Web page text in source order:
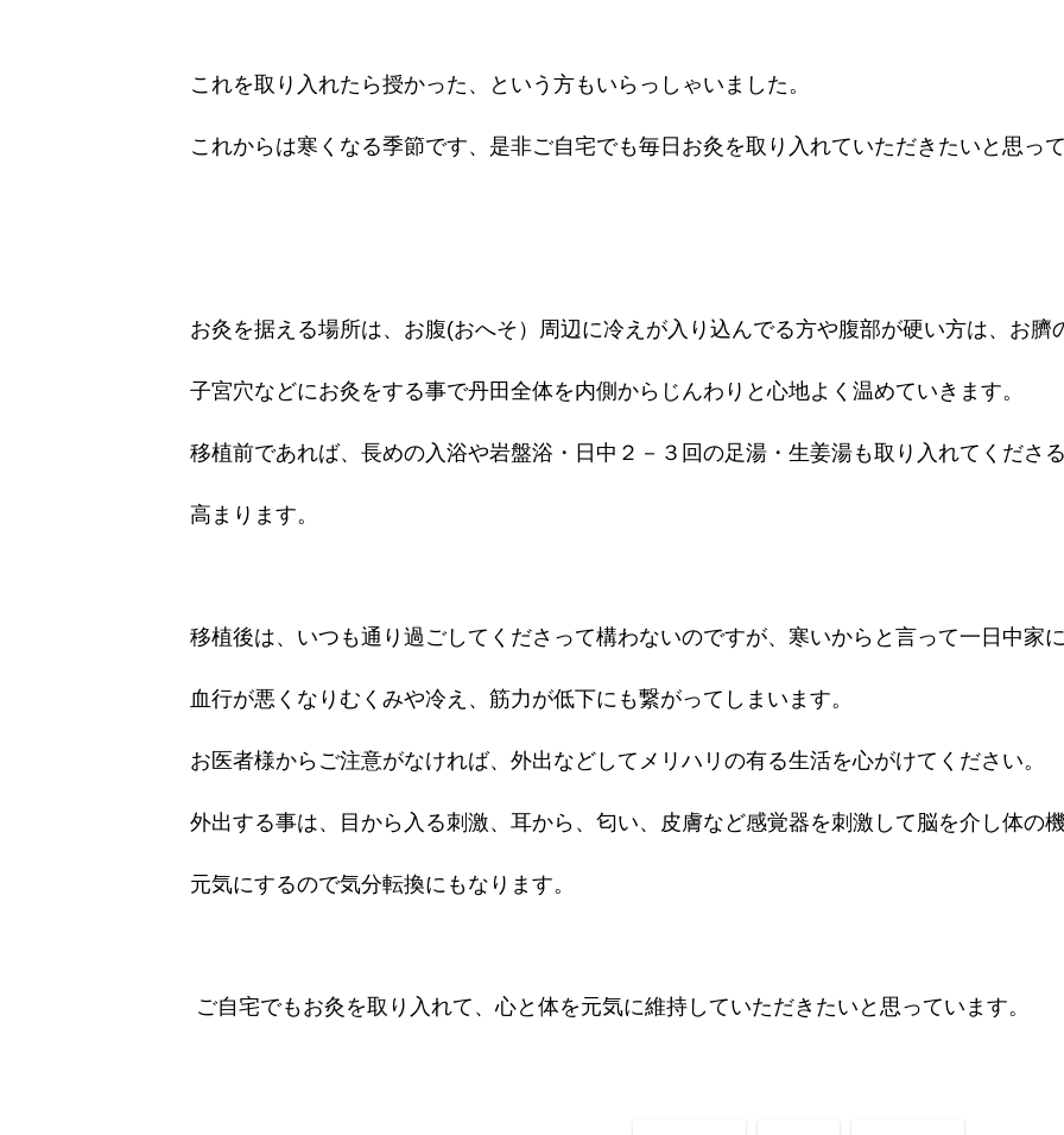
これを取り入れたら授かった、という方もいらっしゃいました。
これからは寒くなる季節です、是非ご自宅でも毎日お灸を取り入れていただきたいと思って
お灸を据える場所は、お腹(おへそ）周辺に冷えが入り込んでる方や腹部が硬い方は、お臍
子宮穴などにお灸をする事で丹田全体を内側からじんわりと心地よく温めていきます。
移植前であれば、長めの入浴や岩盤浴・日中２－３回の足湯・生姜湯も取り入れてくださ
高まります。
移植後は、いつも通り過ごしてくださって構わないのですが、寒いからと言って一日中家
血行が悪くなりむくみや冷え、筋力が低下にも繋がってしまいます。
お医者様からご注意がなければ、外出などしてメリハリの有る生活を心がけてください。
外出する事は、目から入る刺激、耳から、匂い、皮膚など感覚器を刺激して脳を介し体の
元気にするので気分転換にもなります。
ご自宅でもお灸を取り入れて、心と体を元気に維持していただきたいと思っています。